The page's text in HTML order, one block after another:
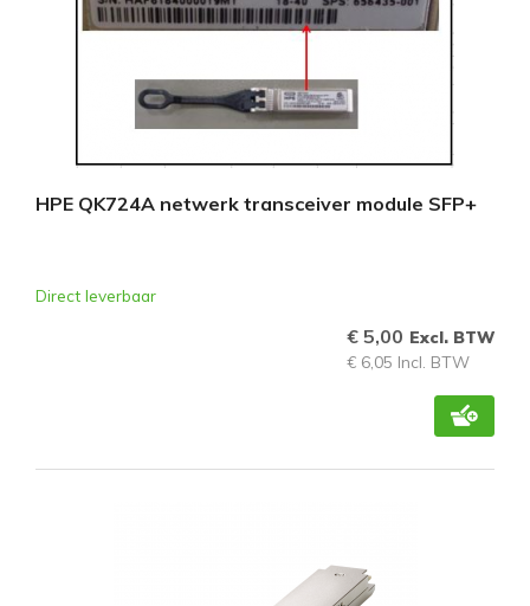
HPE QK724A netwerk transceiver module SFP+
Direct leverbaar
€ 5,00 Excl. BTW
€ 6,05 Incl. BTW